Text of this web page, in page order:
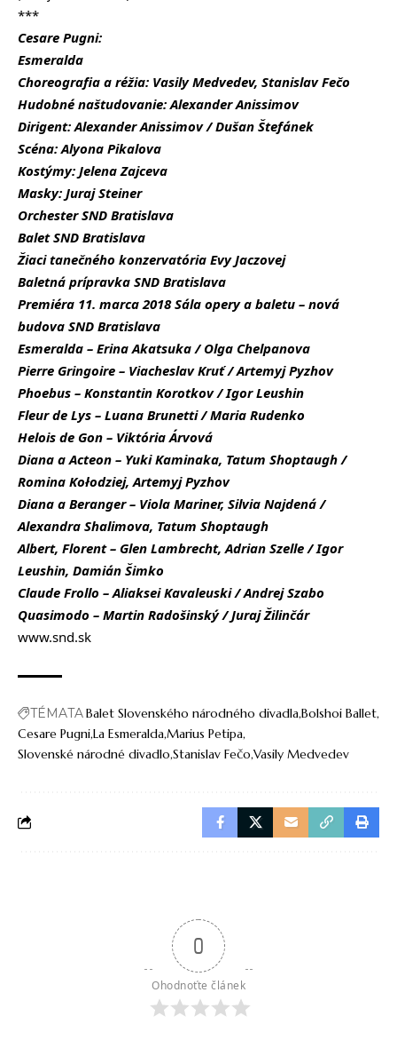
***
Cesare Pugni:
Esmeralda
Choreografia a réžia: Vasily Medvedev, Stanislav Fečo
Hudobné naštudovanie: Alexander Anissimov
Dirigent: Alexander Anissimov / Dušan Štefánek
Scéna: Alyona Pikalova
Kostýmy: Jelena Zajceva
Masky: Juraj Steiner
Orchester SND Bratislava
Balet SND Bratislava
Žiaci tanečného konzervatória Evy Jaczovej
Baletná prípravka SND Bratislava
Premiéra 11. marca 2018 Sála opery a baletu – nová
budova SND Bratislava
Esmeralda – Erina Akatsuka / Olga Chelpanova
Pierre Gringoire – Viacheslav Kruť / Artemyj Pyzhov
Phoebus – Konstantin Korotkov / Igor Leushin
Fleur de Lys – Luana Brunetti / Maria Rudenko
Helois de Gon – Viktória Árvová
Diana a Acteon – Yuki Kaminaka, Tatum Shoptaugh /
Romina Kołodziej, Artemyj Pyzhov
Diana a Beranger – Viola Mariner, Silvia Najdená /
Alexandra Shalimova, Tatum Shoptaugh
Albert, Florent – Glen Lambrecht, Adrian Szelle / Igor
Leushin, Damián Šimko
Claude Frollo – Aliaksei Kavaleuski / Andrej Szabo
Quasimodo – Martin Radošinský / Juraj Žilinčár
www.snd.sk
TÉMATABalet Slovenského národného divadlaBolshoi Ballet
Cesare PugniLa EsmeraldaMarius Petipa
Slovenské národné divadlo Stanislav Fečo Vasily Medvedev
0
Ohodnoťte článek